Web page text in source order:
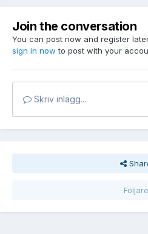
Join the conversation
You can post now and register
sign in now to post with your
Skriv inlägg...
Följare